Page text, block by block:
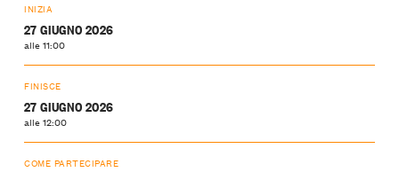
INIZIA
27 GIUGNO 2026
alle 11:00
FINISCE
27 GIUGNO 2026
alle 12:00
COME PARTECIPARE